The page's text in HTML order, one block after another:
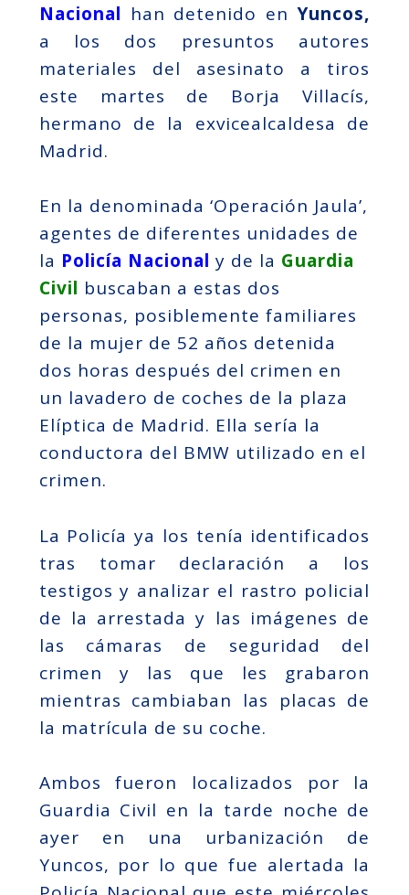
Nacional han detenido en Yuncos,
a los dos presuntos autores
materiales del asesinato a tiros
este martes de Borja Villacís,
hermano de la exvicealcaldesa de
Madrid.
En la denominada ‘Operación Jaula’,
agentes de diferentes unidades de
la Policía Nacional y de la Guardia
Civil buscaban a estas dos
personas, posiblemente familiares
de la mujer de 52 años detenida
dos horas después del crimen en
un lavadero de coches de la plaza
Elíptica de Madrid. Ella sería la
conductora del BMW utilizado en el
crimen.
La Policía ya los tenía identificados
tras tomar declaración a los
testigos y analizar el rastro policial
de la arrestada y las imágenes de
las cámaras de seguridad del
crimen y las que les grabaron
mientras cambiaban las placas de
la matrícula de su coche.
Ambos fueron localizados por la
Guardia Civil en la tarde noche de
ayer en una urbanización de
Yuncos, por lo que fue alertada la